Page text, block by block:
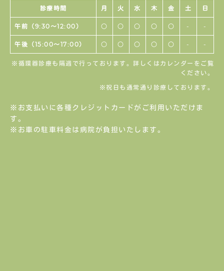
診療時間 月 火 水 木 金 土 日
午前（9:30〜12:00） ○ ○ ○ ○ ○ - -
午後（15:00〜17:00） ○ ○ ○ ○ ○ - -
※循環器診療も隔週で行っております。詳しくはカレンダーをご覧
ください。
※祝日も通常通り診療しております。
※お支払いに各種クレジットカードがご利用いただけま
す。
※お車の駐車料金は病院が負担いたします。